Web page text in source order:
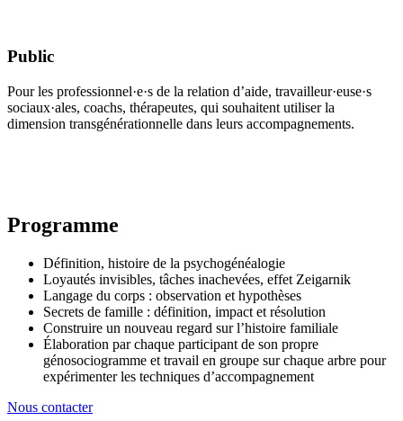
Public
Pour les professionnel·e·s de la relation d’aide, travailleur·euse·s
sociaux·ales, coachs, thérapeutes, qui souhaitent utiliser la
dimension transgénérationnelle dans leurs accompagnements.
Programme
Définition, histoire de la psychogénéalogie
Loyautés invisibles, tâches inachevées, effet Zeigarnik
Langage du corps : observation et hypothèses
Secrets de famille : définition, impact et résolution
Construire un nouveau regard sur l’histoire familiale
Élaboration par chaque participant de son propre
génosociogramme et travail en groupe sur chaque arbre pour
expérimenter les techniques d’accompagnement
Nous contacter